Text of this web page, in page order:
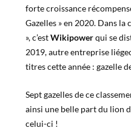
forte croissance
Gazelles » en 2020. Dans
», c’estWikipowerqui se
2019, autre entreprise
titres cette année : gazelle
Sept gazelles de ce
ainsi une belle part du lion
celui-ci !